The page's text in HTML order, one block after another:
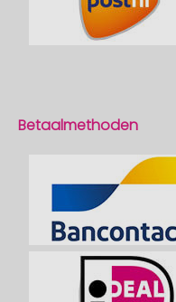
Betaalmethoden